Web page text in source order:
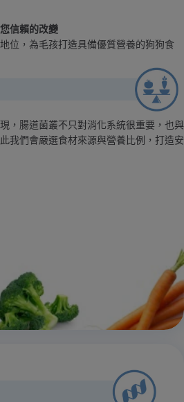
信賴的改變
位，為毛孩打造具備優質營養的狗狗食
，腸道菌叢不只對消化系統很重要，也與
我們會嚴選食材來源與營養比例，打造安